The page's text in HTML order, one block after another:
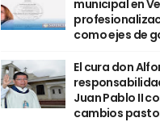
municipal en
como ejes de
El cura don
Juan Pablo II
cambios